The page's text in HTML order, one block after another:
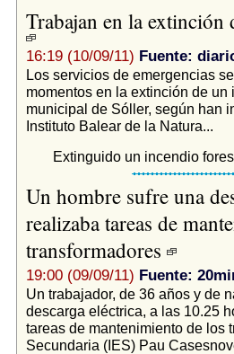
Trabajan en la
16:19 (10/09/11) Fuente:
Los servicios de emergencias
momentos en la extinción de
municipal de Sóller, según han
Instituto Balear de la Natura...
Extinguido un incendio
Un hombre sufre una
realizaba tareas de
transformadores
19:00 (09/09/11) Fuente:
Un trabajador, de 36 años y de
descarga eléctrica, a las 10.25
tareas de mantenimiento de los
Secundaria (IES) Pau